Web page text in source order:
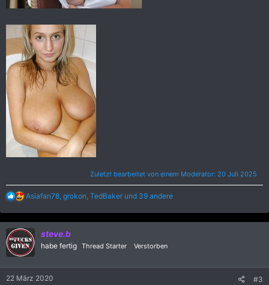
Zuletzt bearbeitet von einem Moderator: 20 Juli 2025
R
a
k
t
i
o
n
Asiafan78 grokon TedBaker und 39 andere
steve.b
habe fertig Thread Starter Verstorben
22 März 2020 #3